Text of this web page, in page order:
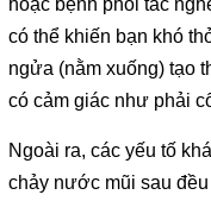
có thể khiến bạn khó
ngửa (nằm xuống) tạo
có cảm giác như phải
Ngoài ra, các yếu tố
chảy nước mũi sau